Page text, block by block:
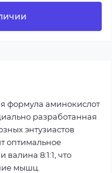
формула аминокислот
разработанная
энтузиастов
оптимальное
8:1:1, что
мышц.